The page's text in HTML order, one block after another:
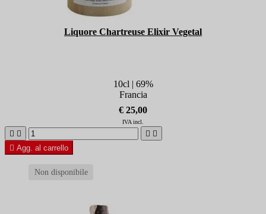
Liquore Chartreuse Elixir Vegetal
10cl | 69%
Francia
€ 25,00
IVA incl.
   
 Agg. al carrello
Non disponibile